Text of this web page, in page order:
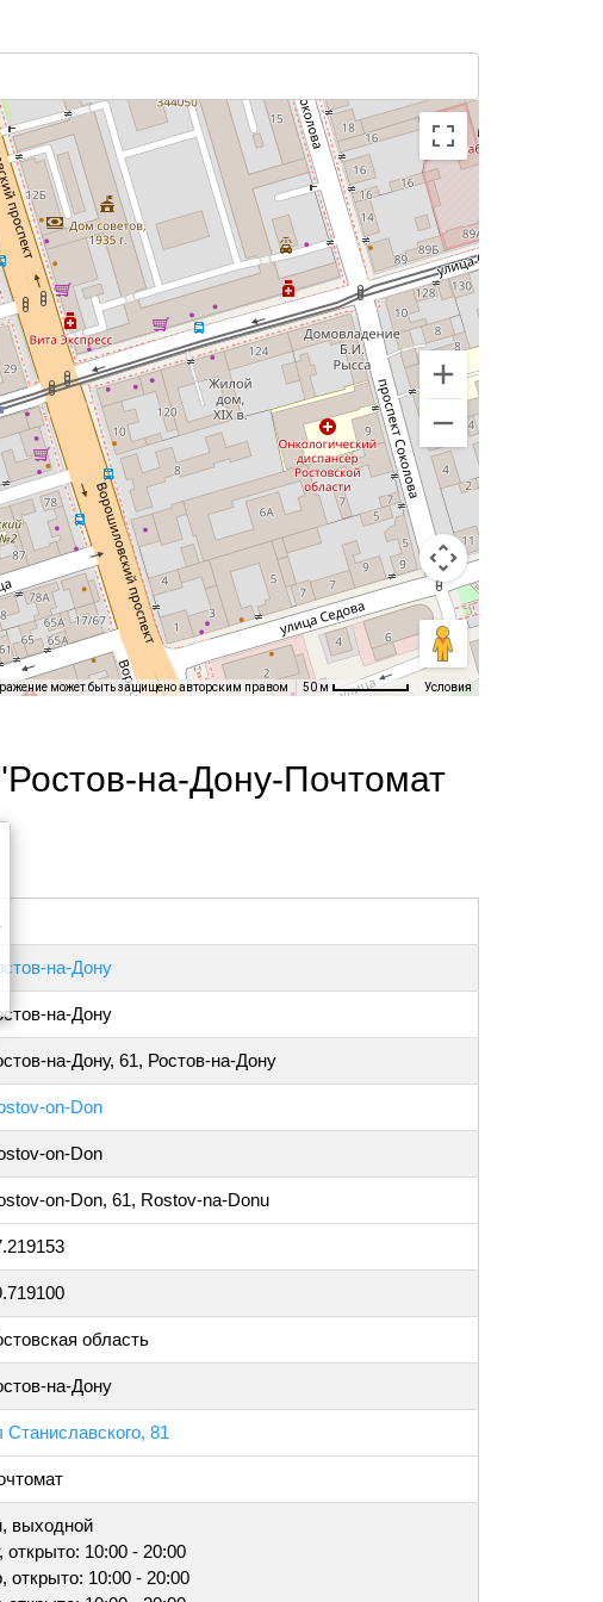
может быть защищено авторским правом 50 м Условия
на-Дону-Почтомат
на-Дону
на-Дону
на-Дону, 61, Ростов-на-Дону
on-Don
on-Don
on-Don, 61, Rostov-na-Donu
область
на-Дону
Станиславского, 81
выходной
открыто: 10:00 - 20:00
открыто: 10:00 - 20:00